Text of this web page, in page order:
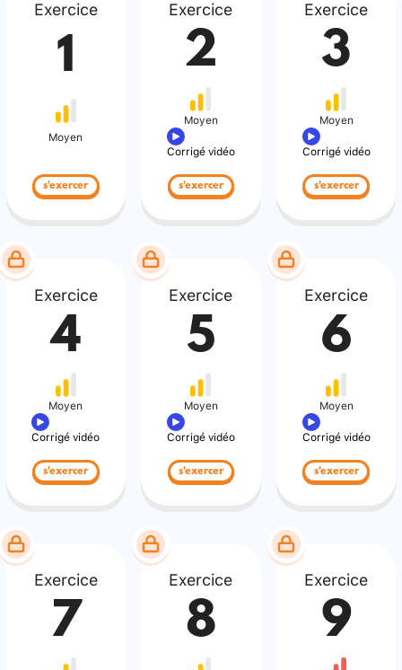
Exercice
1
Moyen
s'exercer
Exercice
2
Moyen
Corrigé vidéo
s'exercer
Exercice
3
Moyen
Corrigé vidéo
s'exercer
Exercice
4
Moyen
Corrigé vidéo
s'exercer
Exercice
5
Moyen
Corrigé vidéo
s'exercer
Exercice
6
Moyen
Corrigé vidéo
s'exercer
Exercice
7
Exercice
8
Exercice
9